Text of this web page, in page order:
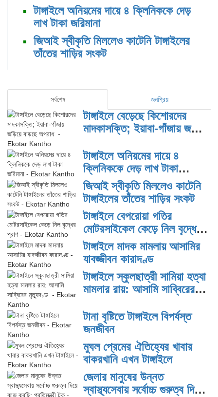
টাঙ্গাইলে অনিয়মের দায়ে ৪ ক্লিনিককে দেড়
লাখ টাকা জরিমানা
জিআই স্বীকৃতি মিললেও কাটেনি টাঙ্গাইলের
তাঁতের শাড়ির সংকট
সর্বশেষ জনপ্রিয়
টাঙ্গাইলে বেড়েছে কিশোরদের
মাদকাসক্তি; ইয়াবা-গাঁজায় জড়িয়ে
টাঙ্গাইলে অনিয়মের দায়ে ৪
ক্লিনিককে দেড় লাখ টাকা
জরিমানা
জিআই স্বীকৃতি মিললেও কাটেনি
টাঙ্গাইলের তাঁতের শাড়ির সংকট
টাঙ্গাইলে বেপরোয়া গতির
মোটরসাইকেল কেড়ে নিল বৃদ্ধের
প্রাণ
টাঙ্গাইলে মাদক মামলায় আসামির
যাবজ্জীবন কারাদণ্ড
টাঙ্গাইলে স্কুলছাত্রী সামিয়া হত্যা
মামলার রায়: আসামি সাব্বিরের
টানা বৃষ্টিতে টাঙ্গাইলে বিপর্যস্ত
জনজীবন
মুঘল প্রেমের ঐতিহ্যের খাবার
বাকরখানি এখন টাঙ্গাইলে
জেলার মানুষের উন্নত
স্বাস্থ্যসেবায় সর্বোচ্চ গুরুত্ব দিয়ে